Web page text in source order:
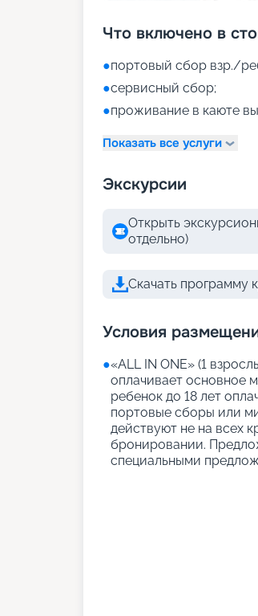
Что включено в
●портовый сбор взр./
●сервисный сбор;
●проживание в каюте
Показать все услуги
Экскурсии
Открыть
отдельно)
Скачать программу
Условия
●«АLL IN ONE» (1
оплачивает основное
ребенок до 18 лет
портовые сборы или
действуют не на всех
бронировании.
специальными